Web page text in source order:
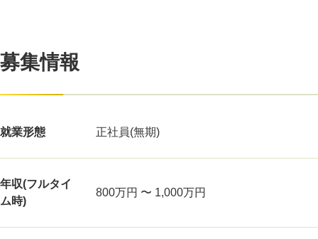
募集情報
就業形態 正社員(無期)
年収(フルタイ
ム時)
800万円 〜 1,000万円